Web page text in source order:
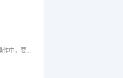
🔗 很多抖音小店商家想把商品分享到微信——毕竟微信有庞大的私域流量（好友、社群、朋友圈），能快速提升商品曝光。但实际操作中，要么找不到直接分享到微信的按钮，要么分享后链接无法打开，甚至提示“违规”。